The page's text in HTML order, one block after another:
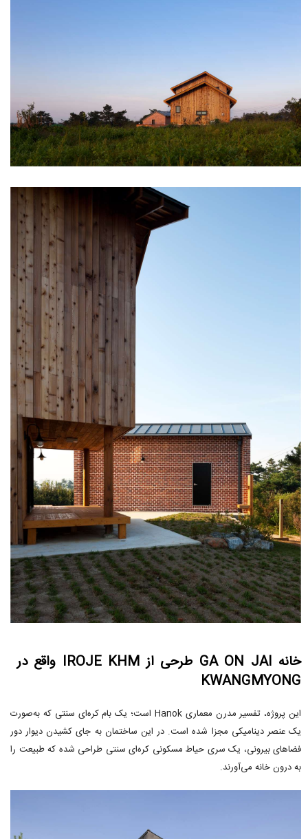
خانه GA ON JAI طرحی از IROJE KHM واقع در
KWANGMYONG
این پروژه، تفسیر مدرن معماری Hanok است؛ یک بام کره‌ای سنتی که به‌صورت
یک عنصر دینامیکی مجزا شده است. در این ساختمان به جای کشیدن دیوار دور
فضاهای بیرونی، یک سری حیاط مسکونی کره‌ای سنتی طراحی شده که طبیعت را
به درون خانه می‌آورند.